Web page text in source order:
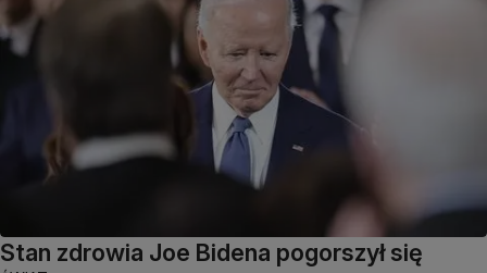
Stan zdrowia Joe Bidena pogorszył się